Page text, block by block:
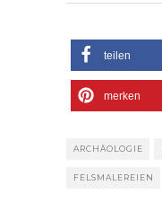
teilen
merken
ARCHÄOLOGIE
FELSMALEREIEN